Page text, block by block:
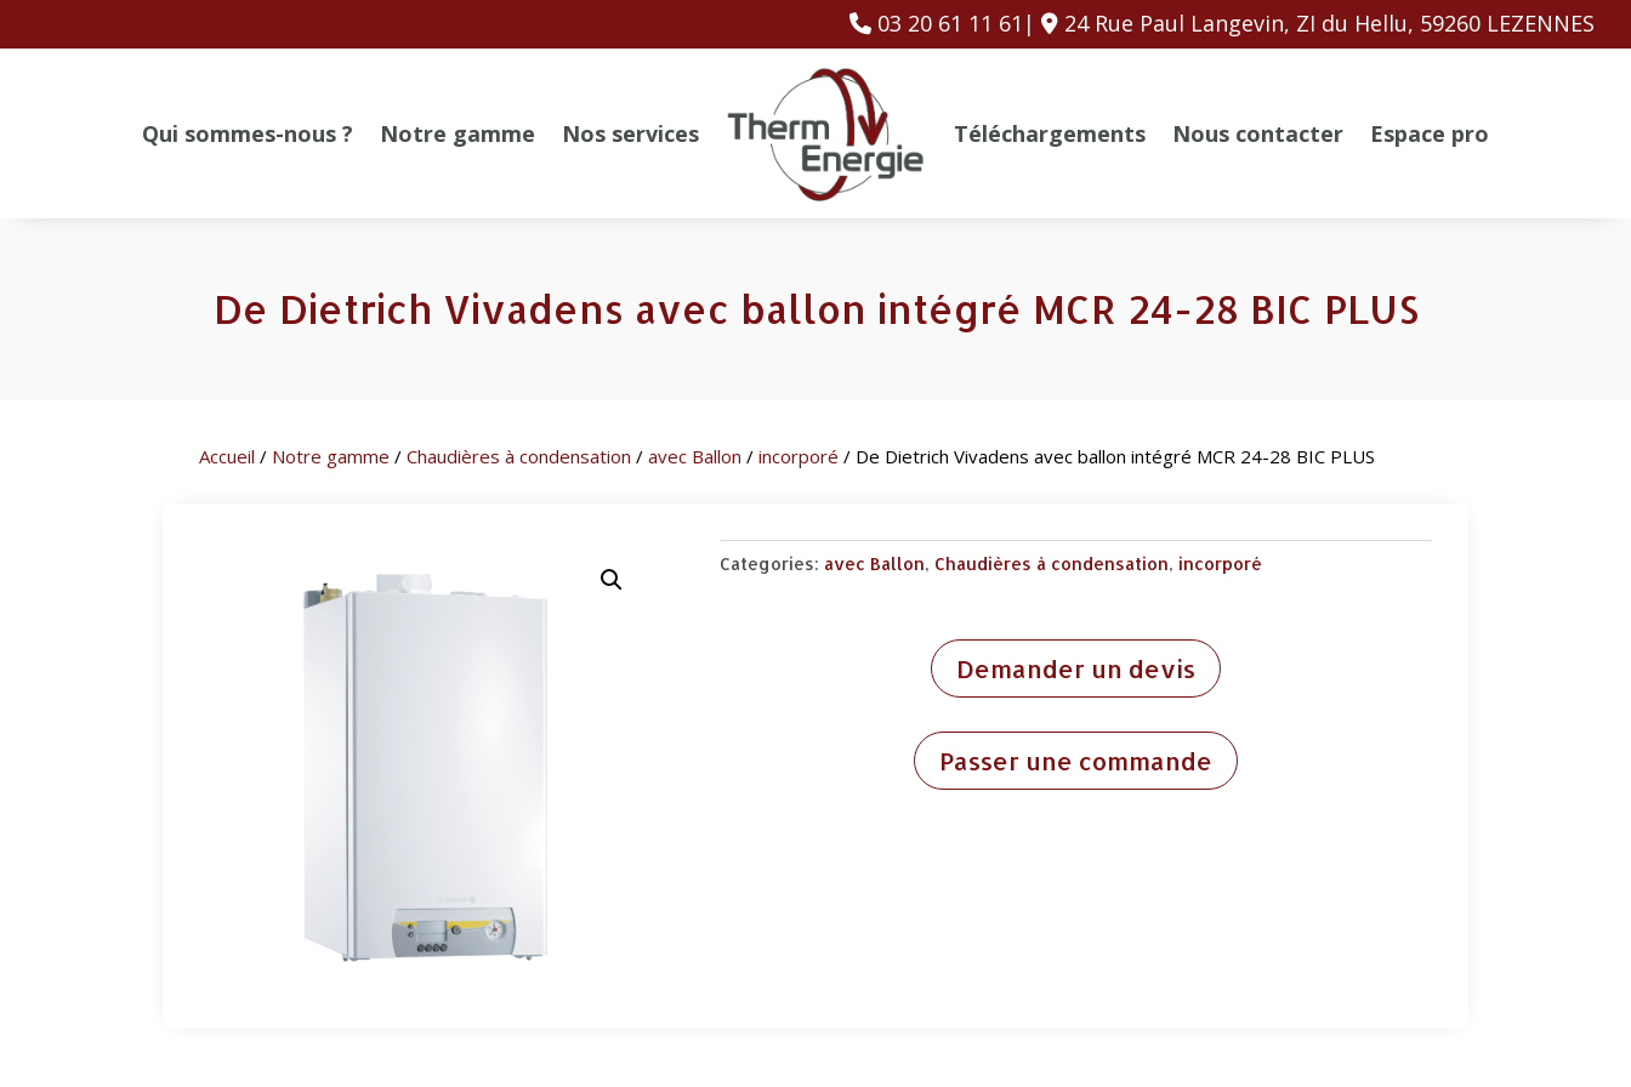
03 20 61 11 61| 24 Rue Paul Langevin, ZI du Hellu, 59260 LEZENNES
Qui sommes-nous ? Notre gamme Nos services Téléchargements Nous contacter Espace pro
De Dietrich Vivadens avec ballon intégré MCR 24-28 BIC PLUS
Accueil / Notre gamme /Chaudières à condensation /avec Ballon /incorporé / De Dietrich Vivadens avec ballon intégré MCR 24-28 BIC PLUS
Categories: avec Ballon, Chaudières à condensation, incorporé
Demander un devis
Passer une commande